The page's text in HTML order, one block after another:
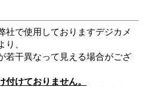
社で使用しておりますデジカメ
、
若干異なって見える場合がござ
けておりません。